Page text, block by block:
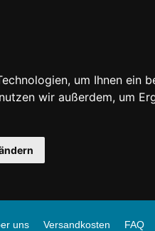
um Ihnen ein
wir außerdem, um
uns Versandkosten FAQ